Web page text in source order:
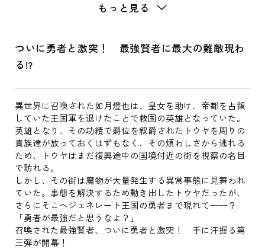
もっと見る
ついに勇者と激突！ 最強賢者に最大の難敵現わ
る!?
異世界に召喚された如月燈也は、皇女を助け、帝都を占領
していた王国軍を退けたことで救国の英雄となっていた。
英雄となり、その功績で爵位を叙爵されたトウヤを周りの
貴族達が放っておくはずもなく、その煩わしさから逃れる
ため、トウヤはまだ復興途中の国境付近の街を視察の名目
で訪れる。
しかし、その街は魔物が大量発生する異常事態に見舞われ
ていた。事態を解決するため動き出したトウヤだったが、
さらにそこへジェネレート王国の勇者まで現れて──？
「勇者が最強だと思うなよ？」
召喚された最強賢者、ついに勇者と激突！ 手に汗握る第
三弾が開幕！